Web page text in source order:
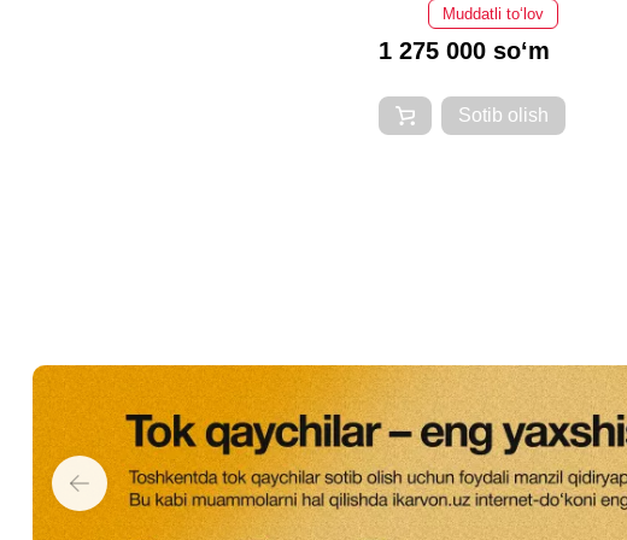
Muddatli to‘lov
1 275 000 so‘m
Sotib olish